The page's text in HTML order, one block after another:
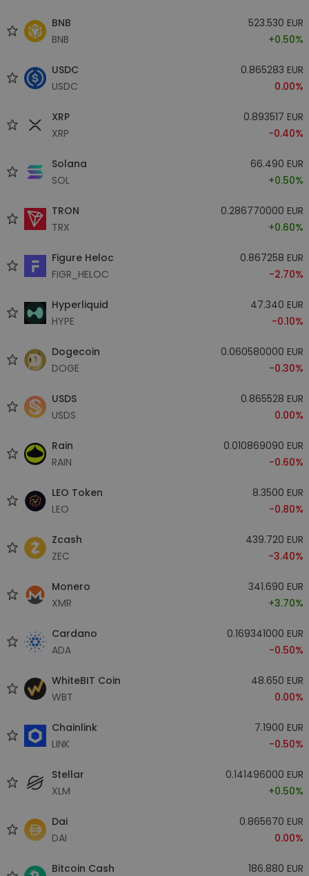
BNB
BNB
523.530 EUR
+0.50%
USDC
USDC
0.865283 EUR
0.00%
XRP
XRP
0.893517 EUR
-0.40%
Solana
SOL
66.490 EUR
+0.50%
TRON
TRX
0.286770000 EUR
+0.60%
Figure Heloc
FIGR_HELOC
0.867258 EUR
-2.70%
Hyperliquid
HYPE
47.340 EUR
-0.10%
Dogecoin
DOGE
0.060580000 EUR
-0.30%
USDS
USDS
0.865528 EUR
0.00%
Rain
RAIN
0.010869090 EUR
-0.60%
LEO Token
LEO
8.3500 EUR
-0.80%
Zcash
ZEC
439.720 EUR
-3.40%
Monero
XMR
341.690 EUR
+3.70%
Cardano
ADA
0.169341000 EUR
-0.50%
WhiteBIT Coin
WBT
48.650 EUR
0.00%
Chainlink
LINK
7.1900 EUR
-0.50%
Stellar
XLM
0.141496000 EUR
+0.50%
Dai
DAI
0.865670 EUR
0.00%
Bitcoin Cash
186.880 EUR